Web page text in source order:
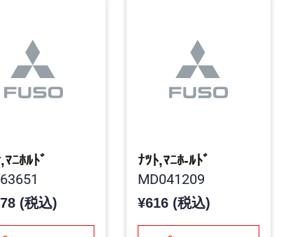
ﾏﾆﾎﾙﾄﾞ
(税込)
ﾅﾂﾄ,ﾏﾆﾎ-ﾙﾄﾞ
MD041209
¥616 (税込)